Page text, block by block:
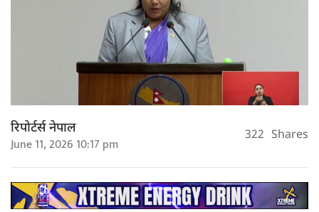
रिपोर्टर्स नेपाल
June 11, 2026 10:17 pm 322 Shares